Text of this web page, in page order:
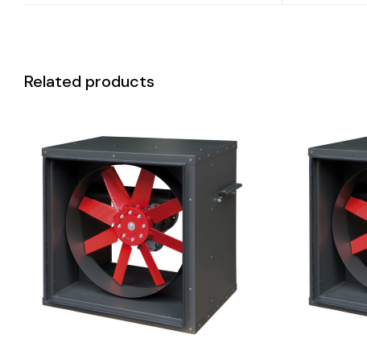
Related products
DETAILS